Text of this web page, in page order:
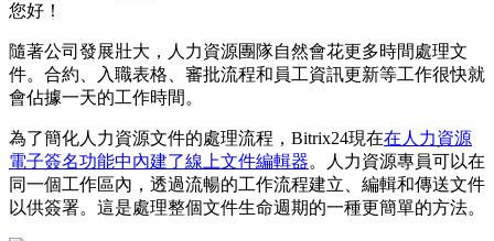
您好！
隨著公司發展壯大，人力資源團隊自然會花更多時間處理文
件。合約、入職表格、審批流程和員工資訊更新等工作很快就
會佔據一天的工作時間。
為了簡化人力資源文件的處理流程，Bitrix24現在在人力資源
電子簽名功能中內建了線上文件編輯器。人力資源專員可以在
同一個工作區內，透過流暢的工作流程建立、編輯和傳送文件
以供簽署。這是處理整個文件生命週期的一種更簡單的方法。